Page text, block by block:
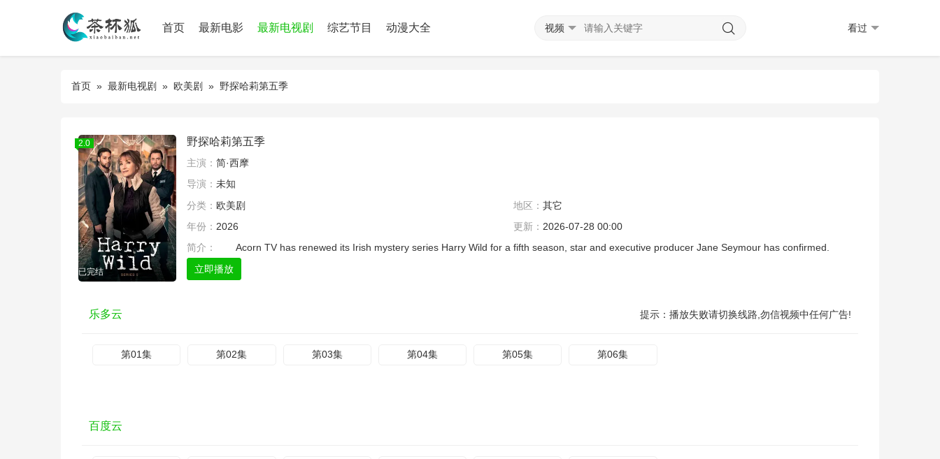
首页 最新电影 最新电视剧 综艺节目 动漫大全 视频 看过
首页 » 最新电视剧 » 欧美剧 » 野探哈莉第五季
2.0
已完结
野探哈莉第五季
主演： 简·西摩
导演： 未知
分类： 欧美剧 地区： 其它
年份： 2026 更新： 2026-07-28 00:00
简介：
Acorn TV has renewed its Irish mystery series Harry Wild for a fifth season, star and executive producer Jane Seymour has confirmed.
立即播放
乐多云 提示：播放失败请切换线路,勿信视频中任何广告!
第01集 第02集 第03集 第04集 第05集 第06集
百度云